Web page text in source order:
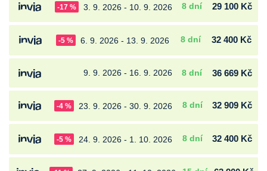
-17 % 3. 9. 2026 - 10. 9. 2026 8 dní 29 100 Kč
-5 % 6. 9. 2026 - 13. 9. 2026 8 dní 32 400 Kč
9. 9. 2026 - 16. 9. 2026 8 dní 36 669 Kč
-4 % 23. 9. 2026 - 30. 9. 2026 8 dní 32 909 Kč
-5 % 24. 9. 2026 - 1. 10. 2026 8 dní 32 400 Kč